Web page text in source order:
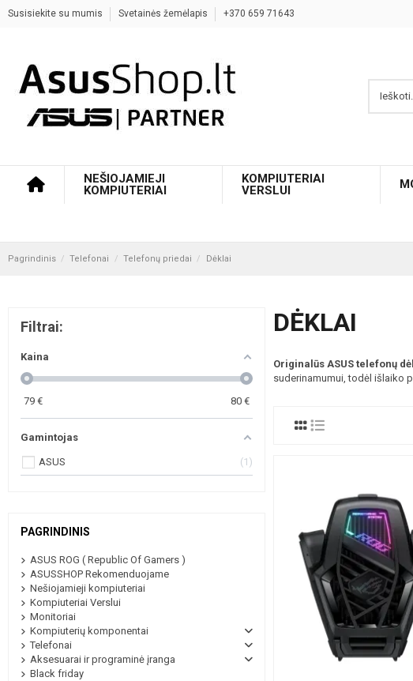
Susisiekite su mumis Svetainės žemėlapis +370 659 71643
NEŠIOJAMIEJI
KOMPIUTERIAI
KOMPIUTERIAI
VERSLUI
Pagrindinis Telefonai Telefonų priedai Dėklai
DĖKLAI
Originalūs ASUS telefonų
suderinamumui, todėl išlaiko
Filtrai:
Kaina
79€ 80 €
Gamintojas
ASUS 1
PAGRINDINIS
ASUS ROG ( Republic Of Gamers )
ASUSSHOP Rekomenduojame
Nešiojamieji kompiuteriai
Kompiuteriai Verslui
Monitoriai
Kompiuterių komponentai
Telefonai
Aksesuarai ir programinė įranga
Black friday